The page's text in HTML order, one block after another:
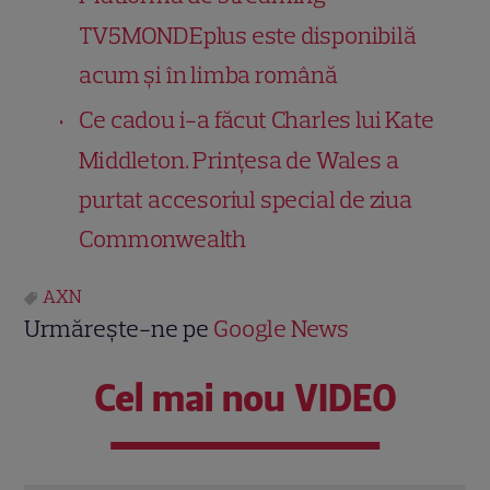
TV5MONDEplus este disponibilă
acum și în limba română
Ce cadou i-a făcut Charles lui Kate
Middleton. Prințesa de Wales a
purtat accesoriul special de ziua
Commonwealth
AXN
Urmărește-ne pe Google News
Cel mai nou VIDEO